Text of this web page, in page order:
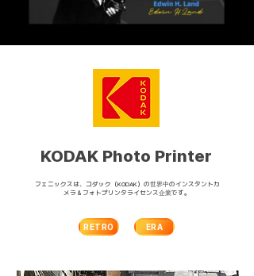
KODAK Photo Printer
フェニックスは、コダック（KODAK）の世界中のインスタントカ
メラ＆フォトプリンタライセンス企業です。
RETRO ERA